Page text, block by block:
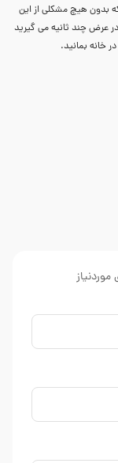
بدون هیچ مشکلی از این
عرض چند ثانیه می گیرید
خانه بمانید.